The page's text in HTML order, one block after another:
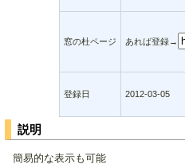
窓の杜ページ あれば登録→
登録日 2012-03-05
説明
簡易的な表示も可能